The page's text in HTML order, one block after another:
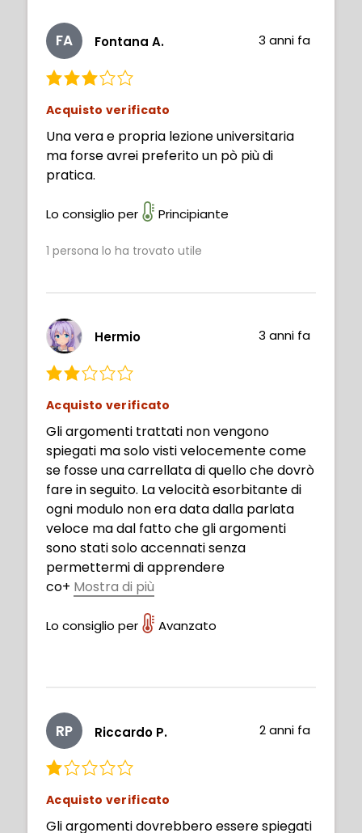
avuto a che fare col disegno di character
design a livello amatoriale e vuole
domandarsi se ciò che ha fatto finora l'ha
fatto con coscienza o a caso. Consigliato!
FA Fontana A. 3 anni fa
Acquisto verificato
Una vera e propria lezione universitaria
ma forse avrei preferito un pò più di
pratica.
Lo consiglio per Principiante
1 persona lo ha trovato utile
Hermio 3 anni fa
Acquisto verificato
Gli argomenti trattati non vengono
spiegati ma solo visti velocemente come
se fosse una carrellata di quello che dovrò
fare in seguito. La velocità esorbitante di
ogni modulo non era data dalla parlata
veloce ma dal fatto che gli argomenti
sono stati solo accennati senza
permettermi di apprendere
co+ Mostra di più
impostato in modo molto chiaro.
analizzato fino in fondo.
Lo consiglio per Avanzato
RP Riccardo P. 2 anni fa
Acquisto verificato
Gli argomenti dovrebbero essere spiegati